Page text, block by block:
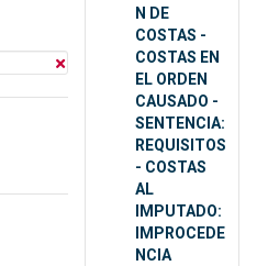
N DE
COSTAS -
COSTAS EN
EL ORDEN
CAUSADO -
SENTENCIA:
REQUISITOS
- COSTAS
AL
IMPUTADO:
IMPROCEDE
NCIA